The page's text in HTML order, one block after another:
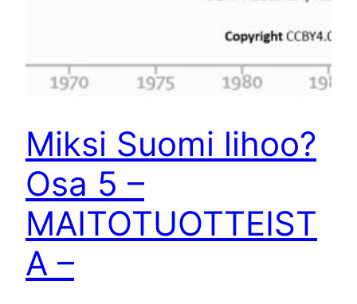
Miksi Suomi lihoo?
Osa 5 –
MAITOTUOTTEIST
A –